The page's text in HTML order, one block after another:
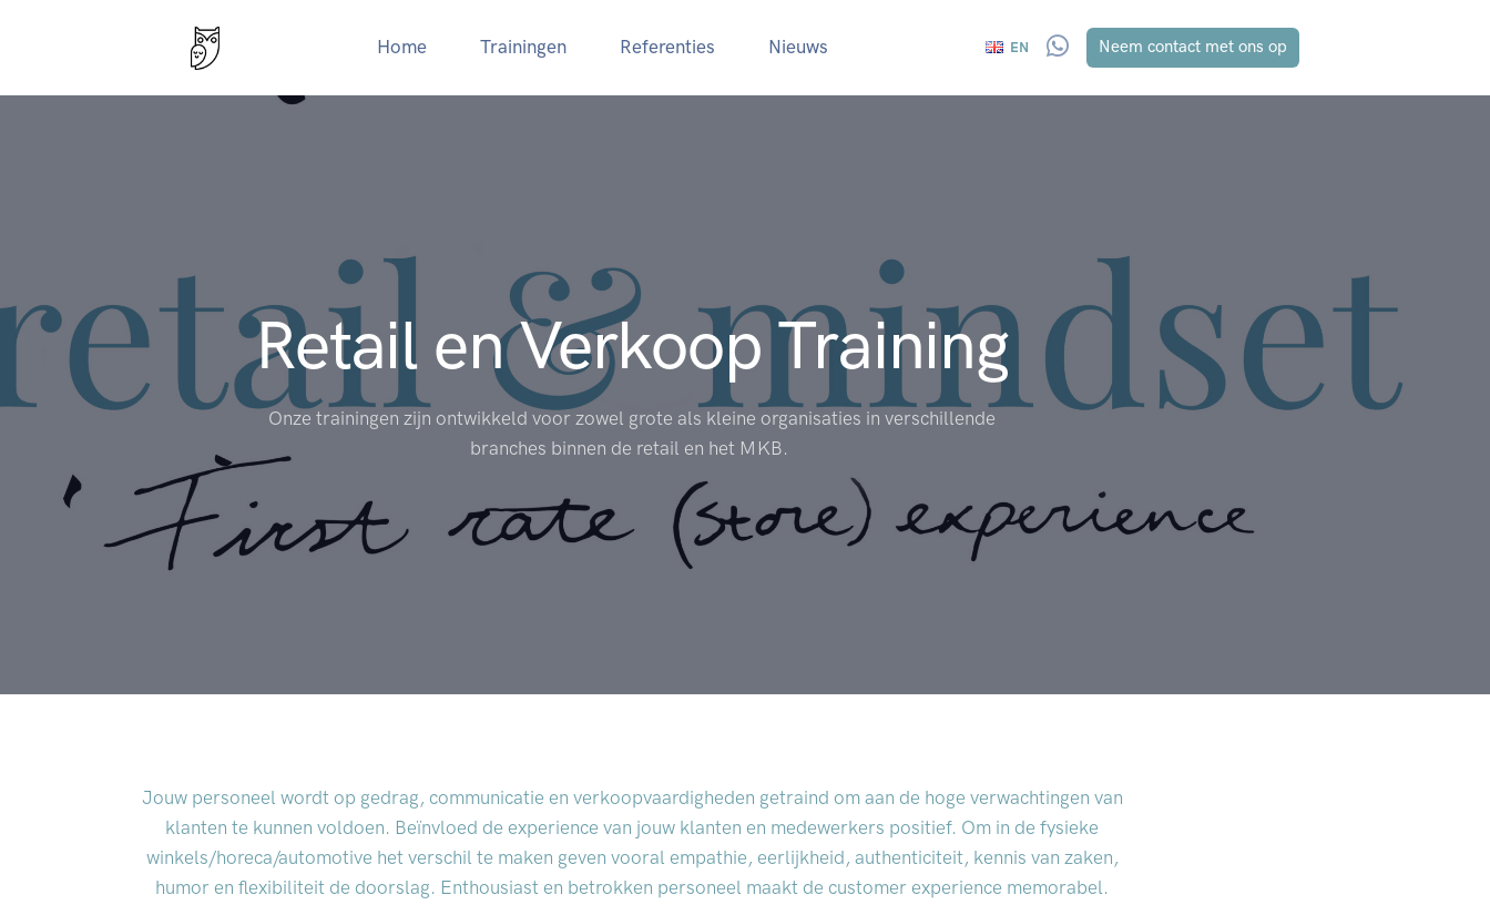
Home Trainingen Referenties Nieuws EN Whatsapp
Neem contact met ons op
Retail en Verkoop Training
Onze trainingen zijn ontwikkeld voor zowel grote als kleine organisaties in verschillende
branches binnen de retail en het MKB.
Jouw personeel wordt op gedrag, communicatie en verkoopvaardigheden getraind om aan de hoge verwachtingen van
klanten te kunnen voldoen. Beïnvloed de experience van jouw klanten en medewerkers positief. Om in de fysieke
winkels/horeca/automotive het verschil te maken geven vooral empathie, eerlijkheid, authenticiteit, kennis van zaken,
humor en flexibiliteit de doorslag. Enthousiast en betrokken personeel maakt de customer experience memorabel.